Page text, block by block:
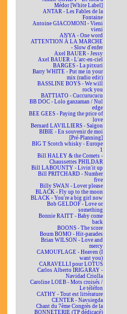
Médor [White Label]
ANTAR - Les Fables de la
Fontaine
Antoine GIACOMONI - Vieni
vieni
ANYA - One word
ATTENTION À LA MARCHE
- Slow d'enfer
Axel BAUER - Jessy
Axel BAUER - L'arc-en-ciel
BARGES - La pitxuri
Barry WHITE - Put me in your
mix (radio edit)
BASSLINE BOYS - We will
rock you
BATTIATO - Cuccurucucu
BB DOC - Lolo ganzaman / Nul
edge
BEE GEES - Paying the price of
love
Bernard LAVILLIERS - Saïgon
BIBIE - En souvenir de moi
[Pré-Planning]
BIG T Scotch whisky - Europe
1
Bill HALEY & the Comets -
Chaussettes PHILDAR
Bill LABOUNTY - Livin'it up
Bill PRITCHARD - Number
five
Billy SWAN - Lover please
BLACK - Fly up to the moon
BLACK - You're a big girl now
Bob GELDOF - Love or
something
Bonnie RAITT - Baby come
back
BOONS - The score
Boum BOMO - Hit-parades
Brian WILSON - Love and
mercy
CAMOUFLAGE - Heaven (I
want you)
CARAVELLI pour LOTUS
Carlos Alberto IRIGARAY -
Navidad Criolla
Caroline LOEB - Mots croisés /
Le téléfon
CATHY - Tout est littérature
CENTER - Navsiegda
Chant du 7ème Congrès de la
BONNETERIE (TP dédicacé)